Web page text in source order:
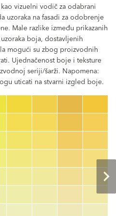
vizuelni vodič za odabrani
uzoraka na fasadi za odobrenje
Male razlike između prikazanih
boja, dostavljenih
mogući su zbog proizvodnih
Ujednačenost boje i teksture
seriji/šarži. Napomena:
uticati na stvarni izgled boje.
clear